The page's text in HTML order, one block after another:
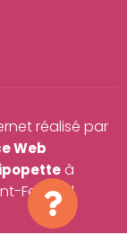
réalisé par
Web
à
Ferrand